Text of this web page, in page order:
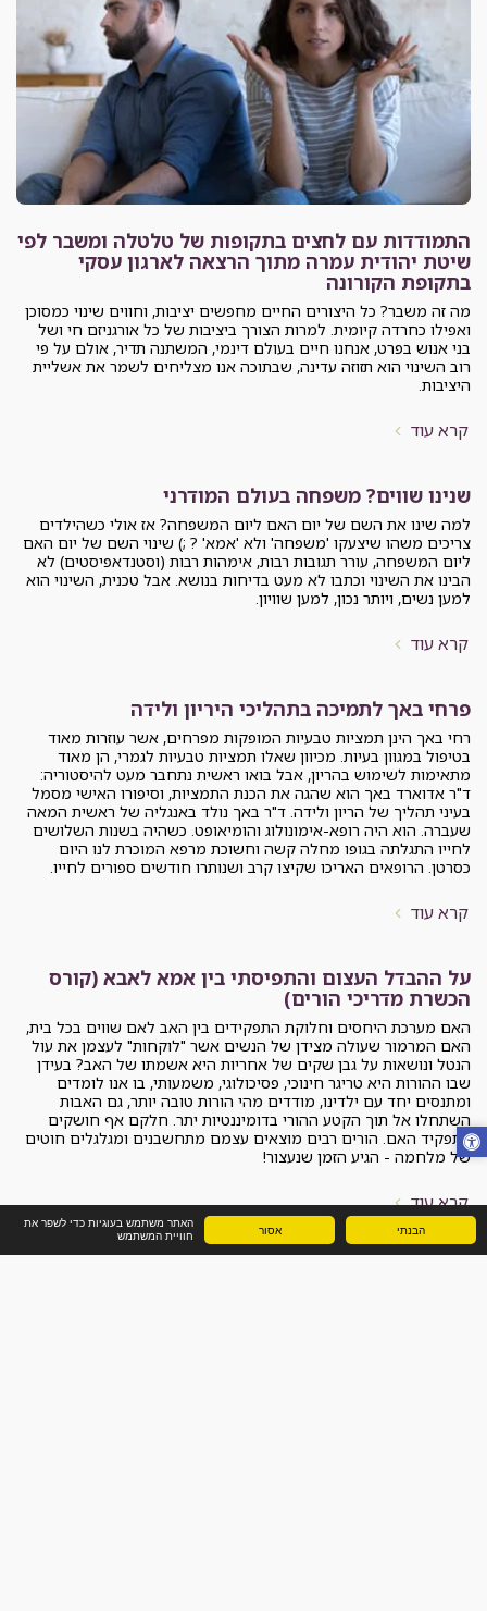
הבנתי אסור
האתר משתמש בעוגיות כדי לשפר את
חוויית המשתמש
צמחי מרפא ועזרתם לחיינו
בשנים האחרונות ניתן לראות כיצד הפופולאריות של צמחים רפואיים רק
הולכת וגדלה וכיצד התחום הזה הולך ומתפתח בצורה משמעותית מאוד.
צמחים אלו יכולים לסייע לאנשים רבים ולהעניק להם איכות חיים הרבה
יותר טובה, שלא לומר לסייע להם בחולי או בבעיות רפואיות רבות מהן
הם סובלים.
קרא עוד
התמודדות עם לחצים בתקופות של טלטלה ומשבר לפי
שיטת יהודית עמרה מתוך הרצאה לארגון עסקי
בתקופת הקורונה
מה זה משבר? כל היצורים החיים מחפשים יציבות, וחווים שינוי כמסוכן
בני אנוש בפרט, אנחנו חיים בעולם דינמי, המשתנה תדיר, אולם על פי
שנינו שווים? משפחה בעולם המודרני
למה שינו את השם של יום האם ליום המשפחה? אז אולי כשהילדים
צריכים משהו שיצעקו 'משפחה' ולא 'אמא' ? ;) שינוי השם של יום האם
ליום המשפחה, עורר תגובות רבות, אימהות רבות (וסטנדאפיסטים) לא
הבינו את השינוי וכתבו לא מעט בדיחות בנושא. אבל טכנית, השינוי הוא